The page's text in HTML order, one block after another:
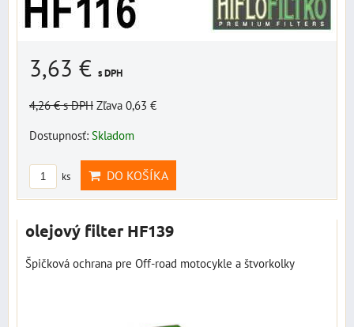
3,63 € s DPH
4,26 €s DPH Zľava 0,63 €
Dostupnosť: Skladom
ks DO KOŠÍKA
olejový filter HF139
Špičková ochrana pre Off-road motocykle a štvorkolky